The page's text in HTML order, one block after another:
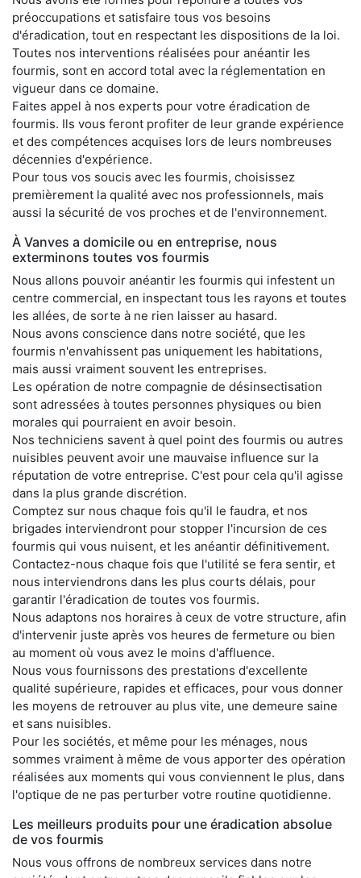
préoccupations et satisfaire tous vos besoins
d'éradication, tout en respectant les dispositions de la loi.
Toutes nos interventions réalisées pour anéantir les
fourmis, sont en accord total avec la réglementation en
vigueur dans ce domaine.
Faites appel à nos experts pour votre éradication de
fourmis. Ils vous feront profiter de leur grande expérience
et des compétences acquises lors de leurs nombreuses
décennies d'expérience.
Pour tous vos soucis avec les fourmis, choisissez
premièrement la qualité avec nos professionnels, mais
aussi la sécurité de vos proches et de l'environnement.
À Vanves a domicile ou en entreprise, nous
exterminons toutes vos fourmis
Nous allons pouvoir anéantir les fourmis qui infestent un
centre commercial, en inspectant tous les rayons et toutes
les allées, de sorte à ne rien laisser au hasard.
Nous avons conscience dans notre société, que les
fourmis n'envahissent pas uniquement les habitations,
mais aussi vraiment souvent les entreprises.
Les opération de notre compagnie de désinsectisation
sont adressées à toutes personnes physiques ou bien
morales qui pourraient en avoir besoin.
Nos techniciens savent à quel point des fourmis ou autres
nuisibles peuvent avoir une mauvaise influence sur la
réputation de votre entreprise. C'est pour cela qu'il agisse
dans la plus grande discrétion.
Comptez sur nous chaque fois qu'il le faudra, et nos
brigades interviendront pour stopper l'incursion de ces
fourmis qui vous nuisent, et les anéantir définitivement.
Contactez-nous chaque fois que l'utilité se fera sentir, et
nous interviendrons dans les plus courts délais, pour
garantir l'éradication de toutes vos fourmis.
Nous adaptons nos horaires à ceux de votre structure, afin
d'intervenir juste après vos heures de fermeture ou bien
au moment où vous avez le moins d'affluence.
Nous vous fournissons des prestations d'excellente
qualité supérieure, rapides et efficaces, pour vous donner
les moyens de retrouver au plus vite, une demeure saine
et sans nuisibles.
Pour les sociétés, et même pour les ménages, nous
sommes vraiment à même de vous apporter des opération
réalisées aux moments qui vous conviennent le plus, dans
l'optique de ne pas perturber votre routine quotidienne.
Les meilleurs produits pour une éradication absolue
de vos fourmis
Nous vous offrons de nombreux services dans notre